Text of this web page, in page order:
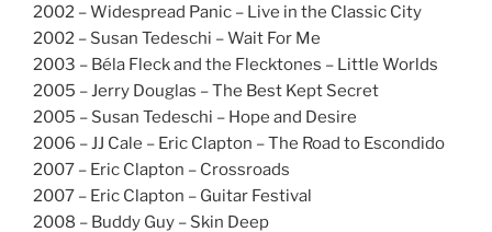
2002 – Widespread Panic – Live in the Classic City
2002 – Susan Tedeschi – Wait For Me
2003 – Béla Fleck and the Flecktones – Little Worlds
2005 – Jerry Douglas – The Best Kept Secret
2005 – Susan Tedeschi – Hope and Desire
2006 – JJ Cale – Eric Clapton – The Road to Escondido
2007 – Eric Clapton – Crossroads
2007 – Eric Clapton – Guitar Festival
2008 – Buddy Guy – Skin Deep